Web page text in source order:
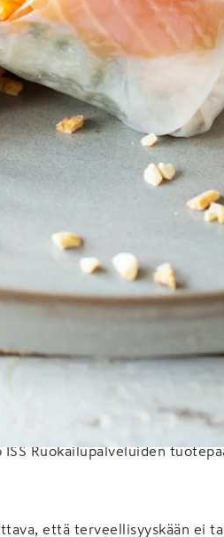
suomalaista
ruokaa. Terveellisyyttä
eri asioita. Yhdelle
kasvisten käyttöä ja kolmannelle
itselle hyvää.
Sekä julkisella että
Kohtaamisissa on
Ruokailupalveluiden
että terveellisyyskään ei